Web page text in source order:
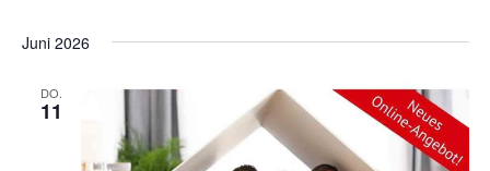
Juni 2026
DO.
11